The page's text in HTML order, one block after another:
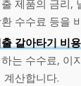
제품의 금리,
수수료 등을
갈아타기 비용
는 수수료, 이
계산합니다.